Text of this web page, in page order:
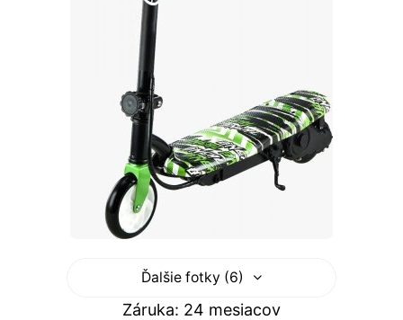
Ďalšie fotky (6)
Záruka: 24 mesiacov